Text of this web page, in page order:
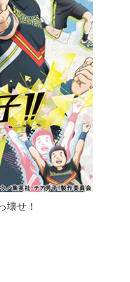
壊せ！